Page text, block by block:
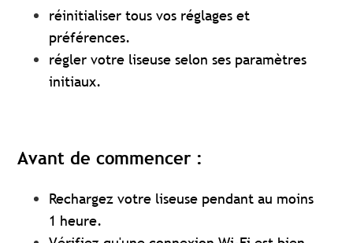
réinitialiser tous vos réglages et
préférences.
régler votre liseuse selon ses paramètres
initiaux.
Avant de commencer :
Rechargez votre liseuse pendant au moins
1 heure.